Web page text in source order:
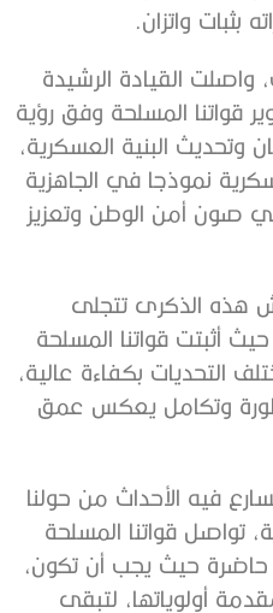
بثبات واتزان.
واصلت القيادة الرشيدة
قواتنا المسلحة وفق رؤية
وتحديث البنية العسكرية،
نموذجا في الجاهزية
صون أمن الوطن وتعزيز
هذه الذكرى تتجلى
أثبتت قواتنا المسلحة
التحديات بكفاءة عالية،
وتكامل يعكس عمق
فيه الأحداث من حولنا
تواصل قواتنا المسلحة
حاضرة حيث يجب أن تكون،
أولوياتها، لتبقى